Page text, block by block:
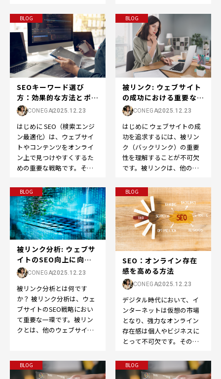
は「SEO順位」の重要性
と…
BLOG
SEOキーワード選び
方：効果的な方法とポイ
ントCONEGA2025.12.23
はじめに SEO（検索エンジ
ン最適化）は、ウェブサイ
トやコンテンツをオンライ
ン上で見つけやすくするた
めの重要な戦略です。その
の選定は成功の鍵です。…
BLOG
被リンク: ウェブサイト
の成功における重要な役
割 CONEGA2025.12.23
はじめに ウェブサイトの成
功を追求するには、被リン
ク（バックリンク）の重要
性を理解することが不可欠
です。被リンクは、他のウ
ブサイトへのリンクのこ
と…
BLOG
被リンク分析: ウェブサ
イトのSEO向上に向け
た重要なステッ...
CONEGA2025.12.23
被リンク分析とは何です
か？ 被リンク分析は、ウェ
ブサイトのSEO戦略におい
て重要な一環です。被リン
クとは、他のウェブサイト
す…
BLOG
SEO：オンライン存在
感を高める方法
CONEGA2025.12.23
デジタル時代において、イ
ンターネットは仮想の市場
となり、強力なオンライン
存在感は個人やビジネスに
とって不可欠です。そのた
Search Engine O…
BLOG BLOG